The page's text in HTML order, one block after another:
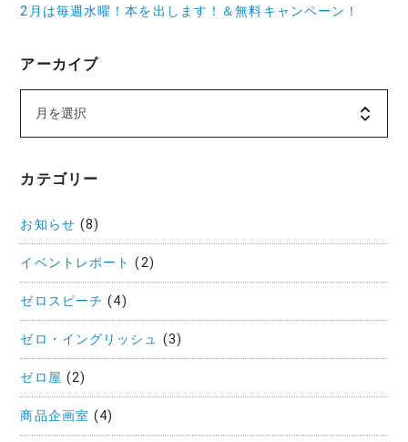
2月は毎週水曜！本を出します！＆無料キャンペーン！
アーカイブ
カテゴリー
お知らせ (8)
イベントレポート (2)
ゼロスピーチ (4)
ゼロ・イングリッシュ (3)
ゼロ屋 (2)
商品企画室 (4)